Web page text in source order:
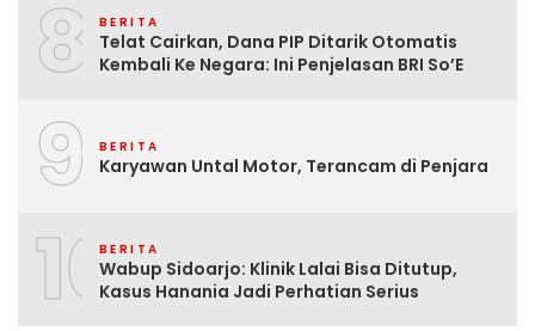
8 BERITA
Telat Cairkan, Dana PIP Ditarik Otomatis
Kembali Ke Negara: Ini Penjelasan BRI So’E
9 BERITA
Karyawan Untal Motor, Terancam di Penjara
10BERITA
Wabup Sidoarjo: Klinik Lalai Bisa Ditutup,
Kasus Hanania Jadi Perhatian Serius